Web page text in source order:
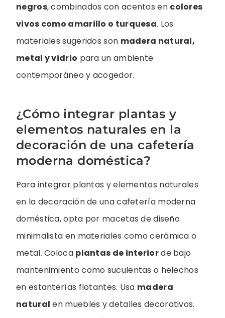
negros, combinados con acentos en colores
vivos como amarillo o turquesa. Los
materiales sugeridos son madera natural,
metal y vidrio para un ambiente
contemporáneo y acogedor.
¿Cómo integrar plantas y
elementos naturales en la
decoración de una cafetería
moderna doméstica?
Para integrar plantas y elementos naturales
en la decoración de una cafetería moderna
doméstica, opta por macetas de diseño
minimalista en materiales como cerámica o
metal. Coloca plantas de interiorde bajo
mantenimiento como suculentas o helechos
en estanterías flotantes. Usa madera
natural en muebles y detalles decorativos.